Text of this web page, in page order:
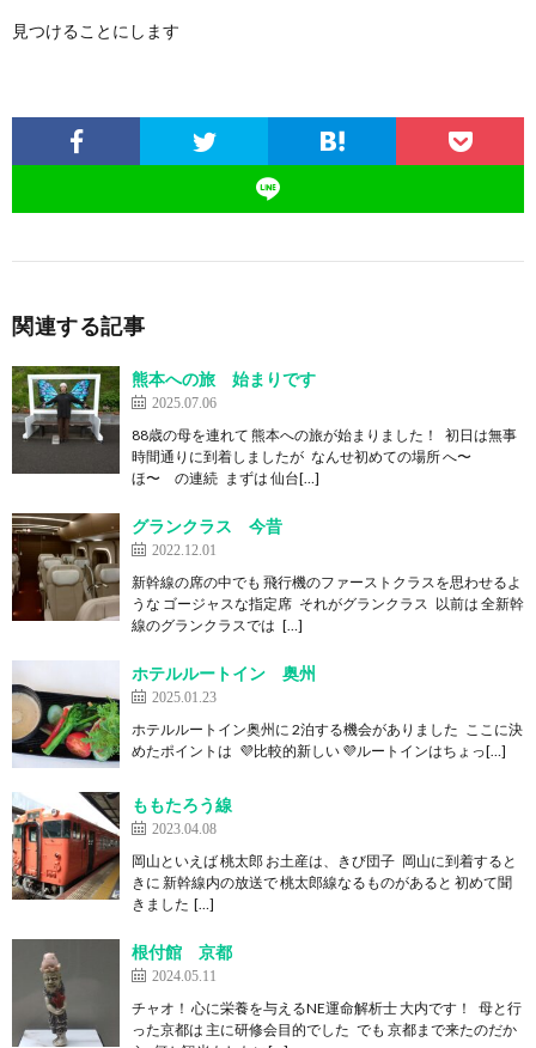
見つけることにします
関連する記事
熊本への旅 始まりです
2025.07.06
88歳の母を連れて 熊本への旅が始まりました！ 初日は無事
時間通りに到着しましたが なんせ初めての場所 へ〜
ほ〜 の連続 まずは 仙台[…]
グランクラス 今昔
2022.12.01
新幹線の席の中でも 飛行機のファーストクラスを思わせるよ
うな ゴージャスな指定席 それがグランクラス 以前は 全新幹
線のグランクラスでは […]
ホテルルートイン 奥州
2025.01.23
ホテルルートイン奥州に 2泊する機会がありました ここに決
めたポイントは 💜比較的新しい 💜ルートインはちょっ[…]
ももたろう線
2023.04.08
岡山といえば 桃太郎 お土産は、きび団子 岡山に到着すると
きに 新幹線内の放送で 桃太郎線なるものがあると 初めて聞
きました […]
根付館 京都
2024.05.11
チャオ！ 心に栄養を与えるNE運命解析士 大内です！ 母と行
った京都は 主に研修会目的でした でも 京都まで来たのだか